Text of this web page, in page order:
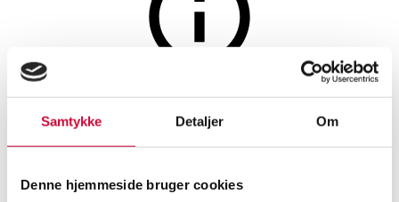
Samtykke Detaljer Om
Denne hjemmeside bruger cookies
P. Ipsens Enke. Niels Tvede